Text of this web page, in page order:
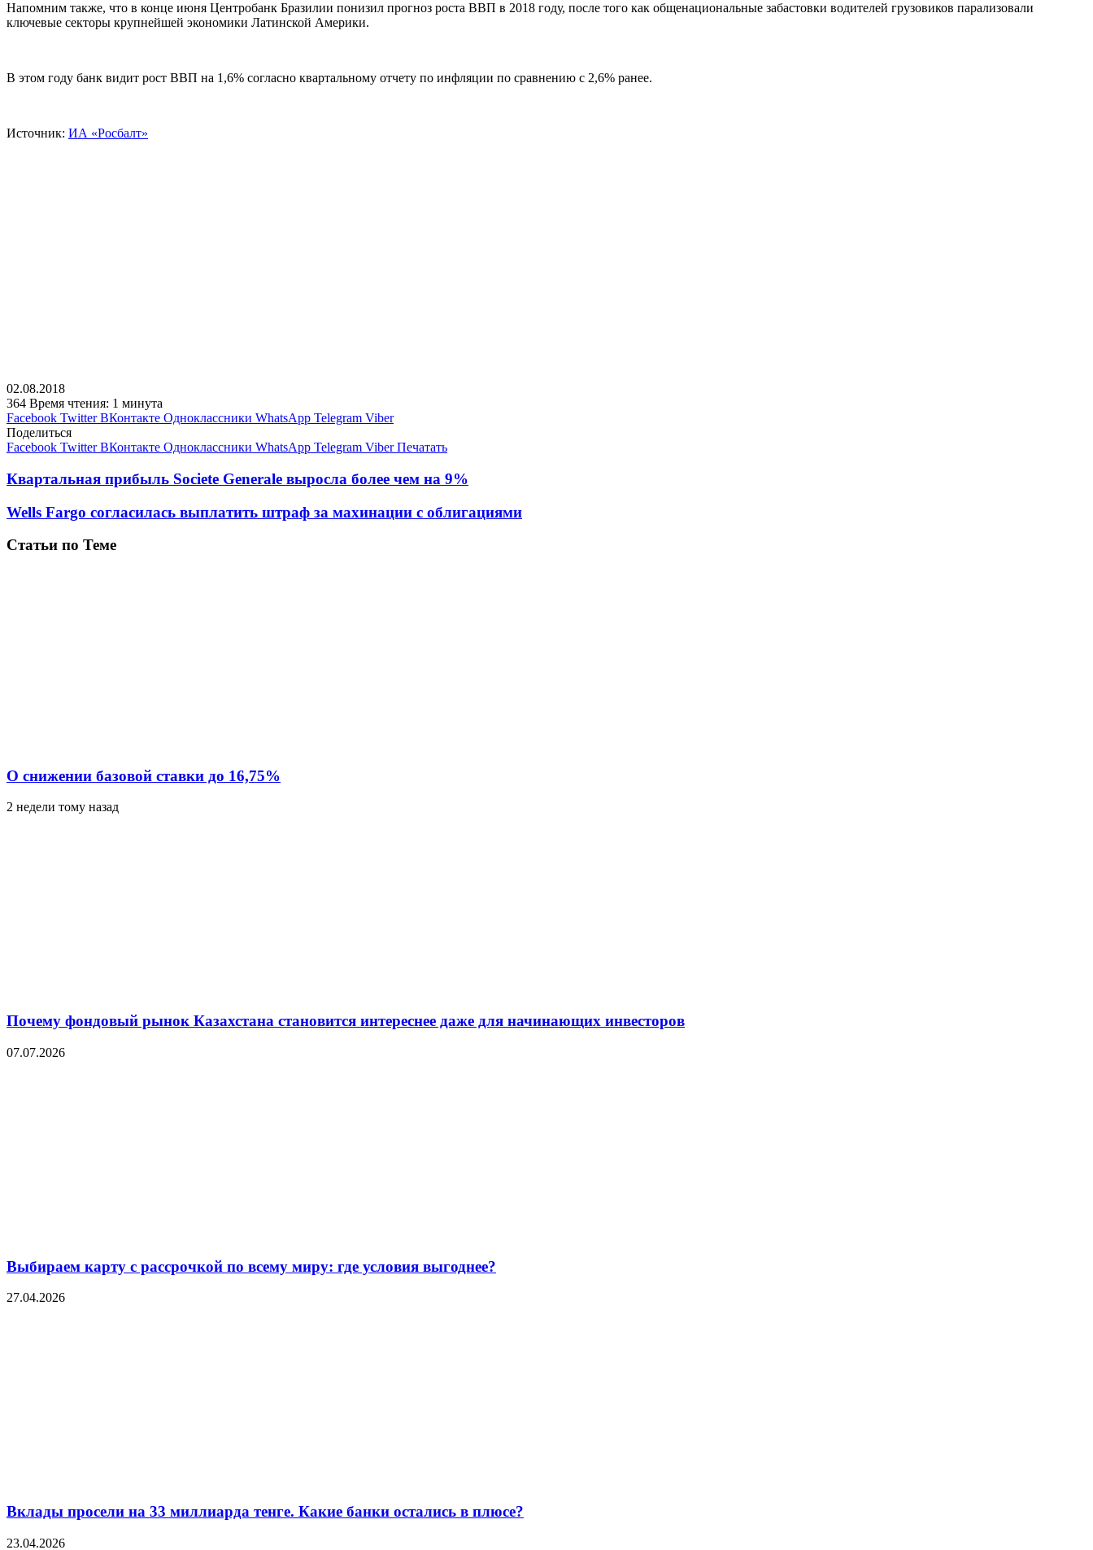
Напомним также, что в конце июня Центробанк Бразилии понизил прогноз роста ВВП в 2018 году, после того как общенациональные забастовки водителей грузовиков парализовали
ключевые секторы крупнейшей экономики Латинской Америки.
В этом году банк видит рост ВВП на 1,6% согласно квартальному отчету по инфляции по сравнению с 2,6% ранее.
Источник: ИА «Росбалт»
02.08.2018
364 Время чтения: 1 минута
Facebook Twitter ВКонтакте Одноклассники WhatsApp Telegram Viber
Поделиться
Facebook Twitter ВКонтакте Одноклассники WhatsApp Telegram Viber Печатать
Квартальная прибыль Societe Generale выросла более чем на 9%
Wells Fargo согласилась выплатить штраф за махинации с облигациями
Статьи по Теме
О снижении базовой ставки до 16,75%
2 недели тому назад
Почему фондовый рынок Казахстана становится интереснее даже для начинающих инвесторов
07.07.2026
Выбираем карту с рассрочкой по всему миру: где условия выгоднее?
27.04.2026
Вклады просели на 33 миллиарда тенге. Какие банки остались в плюсе?
23.04.2026